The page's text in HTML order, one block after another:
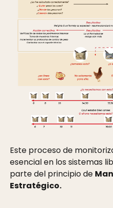
Este proceso de
esencial en los sistemas
parte del principio de
Estratégico.